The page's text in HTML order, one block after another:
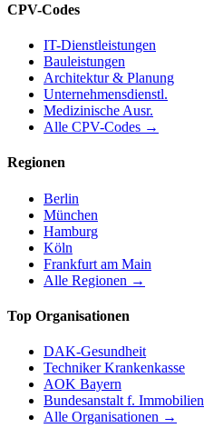
CPV-Codes
IT-Dienstleistungen
Bauleistungen
Architektur & Planung
Unternehmensdienstl.
Medizinische Ausr.
Alle CPV-Codes →
Regionen
Berlin
München
Hamburg
Köln
Frankfurt am Main
Alle Regionen →
Top Organisationen
DAK-Gesundheit
Techniker Krankenkasse
AOK Bayern
Bundesanstalt f. Immobilien
Alle Organisationen →